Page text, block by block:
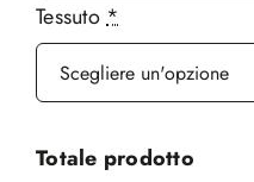
Tessuto *
Totale prodotto